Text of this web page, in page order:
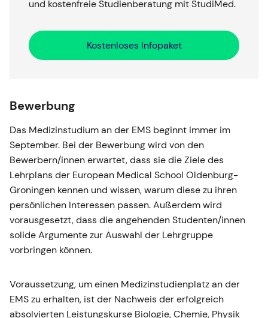
und kostenfreie Studienberatung mit StudiMed.
Kostenloses Infopaket
Bewerbung
Das Medizinstudium an der EMS beginnt immer im
September. Bei der Bewerbung wird von den
Bewerbern/innen erwartet, dass sie die Ziele des
Lehrplans der European Medical School Oldenburg-
Groningen kennen und wissen, warum diese zu ihren
persönlichen Interessen passen. Außerdem wird
vorausgesetzt, dass die angehenden Studenten/innen
solide Argumente zur Auswahl der Lehrgruppe
vorbringen können.
Voraussetzung, um einen Medizinstudienplatz an der
EMS zu erhalten, ist der Nachweis der erfolgreich
absolvierten Leistungskurse Biologie, Chemie, Physik